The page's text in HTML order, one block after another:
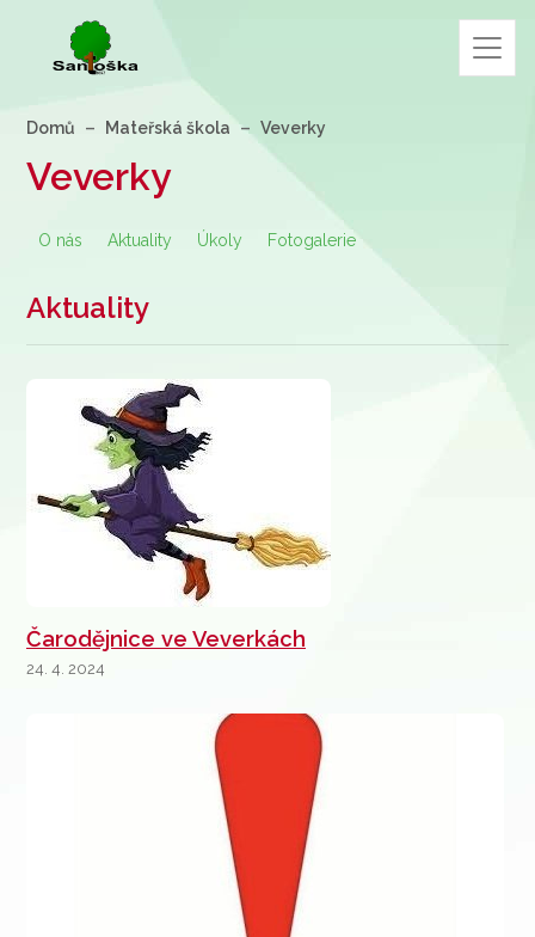
Domů Mateřská škola Veverky
Veverky
O nás Aktuality Úkoly Fotogalerie
Aktuality
Čarodějnice ve Veverkách
24. 4. 2024